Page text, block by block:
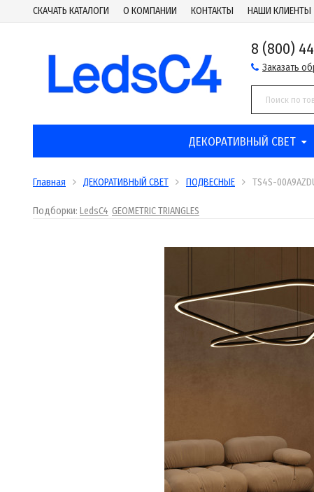
СКАЧАТЬ КАТАЛОГИ О КОМПАНИИ КОНТАКТЫ НАШИ КЛИЕНТЫ
8 (800)
Заказать
ДЕКОРАТИВНЫЙ СВЕТ
Главная ДЕКОРАТИВНЫЙ СВЕТ ПОДВЕСНЫЕ TS4S-
Подборки: LedsC4 GEOMETRIC TRIANGLES